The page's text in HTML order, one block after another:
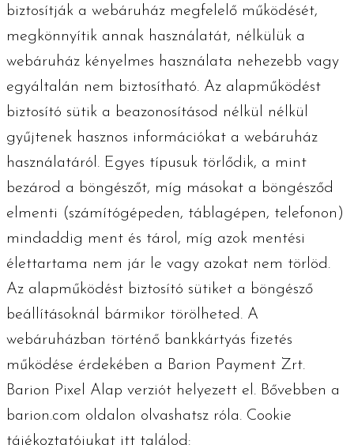
biztosítják a webáruház megfelelő működését,
megkönnyítik annak használatát, nélkülük a
webáruház kényelmes használata nehezebb vagy
egyáltalán nem biztosítható. Az alapműködést
biztosító sütik a beazonosításod nélkül nélkül
gyűjtenek hasznos információkat a webáruház
használatáról. Egyes típusuk törlődik, a mint
bezárod a böngészőt, míg másokat a böngésződ
elmenti (számítógépeden, táblagépen, telefonon)
mindaddig ment és tárol, míg azok mentési
élettartama nem jár le vagy azokat nem törlöd.
Az alapműködést biztosító sütiket a böngésző
beállításoknál bármikor törölheted. A
webáruházban történő bankkártyás fizetés
működése érdekében a Barion Payment Zrt.
Barion Pixel Alap verziót helyezett el. Bővebben a
barion.com oldalon olvashatsz róla. Cookie
tájékoztatójukat itt találod: